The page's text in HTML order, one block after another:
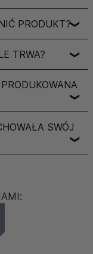
PRODUKT?❯
TRWA? ❯
❯
SWÓJ
❯